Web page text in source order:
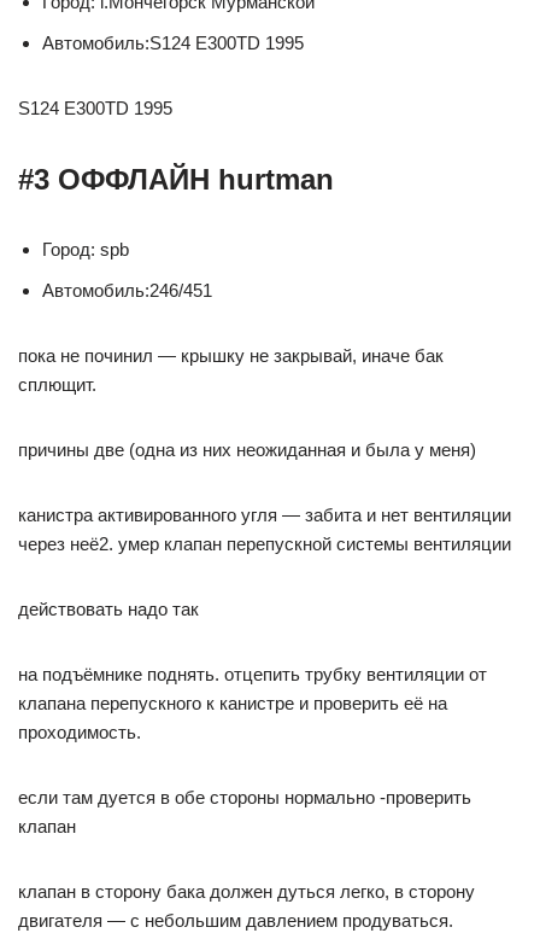
Автомобиль:S124 Е300TD 1995
S124 Е300TD 1995
#3 ОФФЛАЙН hurtman
Город: spb
Автомобиль:246/451
пока не починил — крышку не закрывай, иначе бак
сплющит.
причины две (одна из них неожиданная и была у меня)
канистра активированного угля — забита и нет вентиляции
через неё2. умер клапан перепускной системы вентиляции
действовать надо так
на подъёмнике поднять. отцепить трубку вентиляции от
клапана перепускного к канистре и проверить её на
проходимость.
если там дуется в обе стороны нормально -проверить
клапан
клапан в сторону бака должен дуться легко, в сторону
двигателя — с небольшим давлением продуваться.